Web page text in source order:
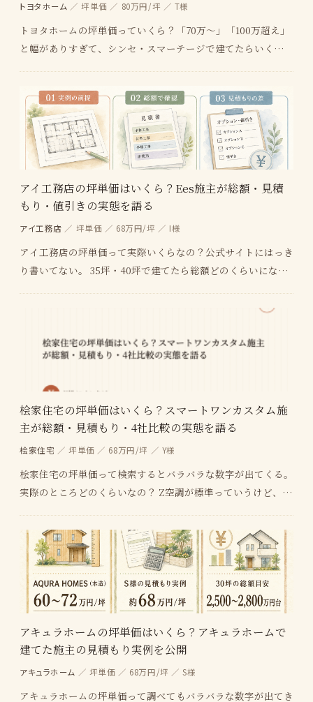
トヨタホーム ／ 坪単価 ／ 80万円/坪 ／ T様
トヨタホームの坪単価っていくら？「70万〜」「100万超え」
と幅がありすぎて、シンセ・スマーテージで建てたらいくらに
アイ工務店の坪単価はいくら？Ees施主が総額・見積
もり・値引きの実態を語る
アイ工務店 ／ 坪単価 ／ 68万円/坪 ／ I様
アイ工務店の坪単価って実際いくらなの？公式サイトにはっき
り書いてない。 35坪・40坪で建てたら総額どのくらいにな
桧家住宅の坪単価はいくら？スマートワンカスタム施
主が総額・見積もり・4社比較の実態を語る
桧家住宅 ／ 坪単価 ／ 68万円/坪 ／ Y様
桧家住宅の坪単価って検索するとバラバラな数字が出てくる。
実際のところどのくらいなの？ Z空調が標準っていうけど、そ
アキュラホームの坪単価はいくら？アキュラホームで
建てた施主の見積もり実例を公開
アキュラホーム ／ 坪単価 ／ 68万円/坪 ／ S様
アキュラホームの坪単価って調べてもバラバラな数字が出てき